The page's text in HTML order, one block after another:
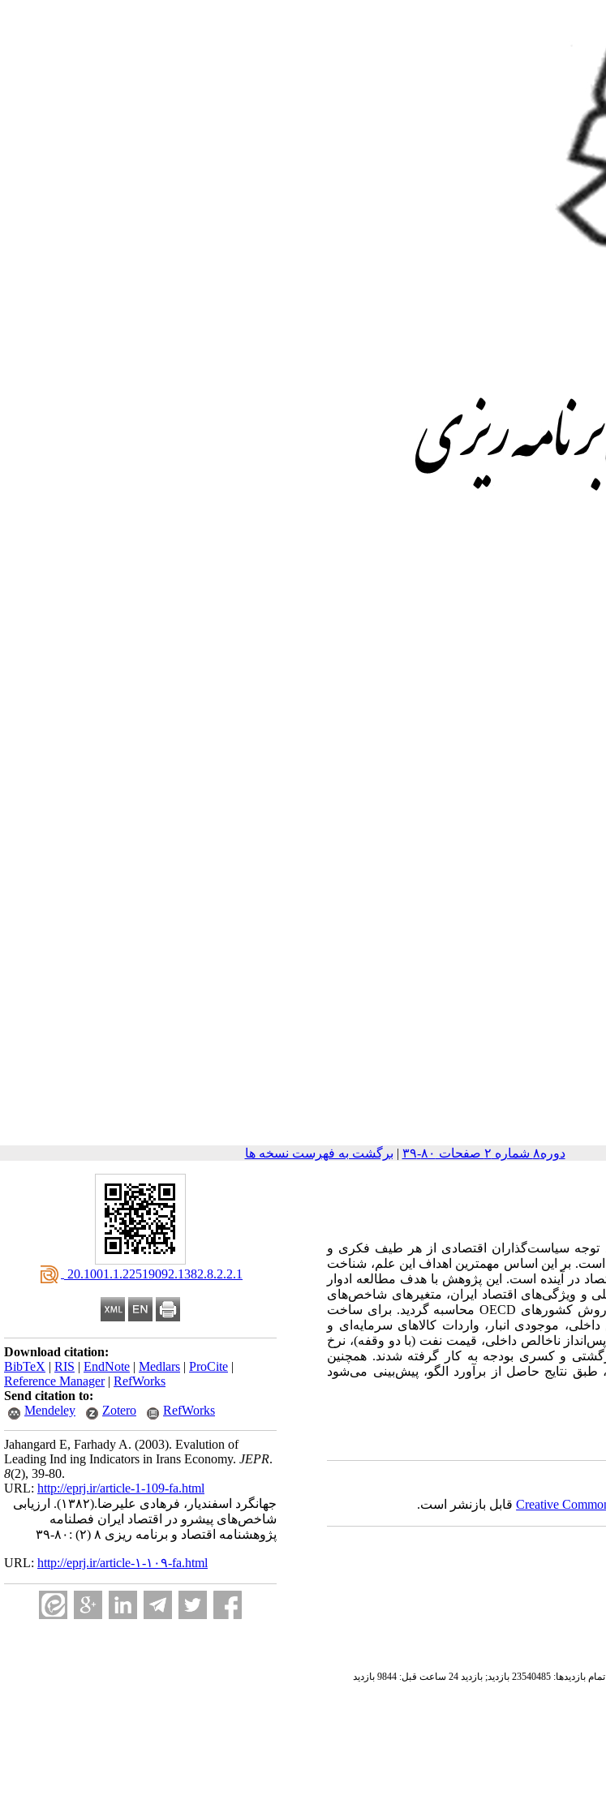
دوره۸ شماره ۲ صفحات ۸۰-۳۹ | برگشت به فهرست نسخه ها
‎ 20.1001.1.22519092.1382.8.2.2.1
Download citation:
BibTeX | RIS | EndNote | Medlars | ProCite |
Reference Manager| RefWorks
Send citation to:
Mendeley
Zotero RefWorks
Jahangard E, Farhady A. (2003). Evalution of
Leading Ind ing Indicators in Irans Economy. JEPR.
8(2), 39-80.
URL: http://eprj.ir/article-1-109-fa.html
جهانگرد اسفندیار، فرهادی علیرضا.(۱۳۸۲).
ارزیابی
شاخص‌های پیشرو در اقتصاد ایران فصلنامه
پژوهشنامه اقتصاد و برنامه ریزی ۸ (۲) :۸۰-۳۹
URL: http://eprj.ir/article-۱-۱۰۹-fa.html
توجه سیاست‌گذاران اقتصادی از هر طیف فکری و
بر این اساس مهمترین اهداف این علم، شناخت
در آینده است. این پژوهش با هدف مطالعه ادوار
و ویژگی‌های اقتصاد ایران، متغیرهای شاخص‌های
ترکیبی آینده‌نگر و همزمان، براساس روش NBER برای دوره 1346-1380 مشخص، و طبق روش کشورهای OECD محاسبه گردید. برای ساخت
موجودی انبار، واردات کالاهای سرمایه‌ای و
ناخالص داخلی، قیمت نفت (با دو وقفه)، نرخ
و کسری بودجه به کار گرفته شدند. همچنین
نتایج حاصل از برآورد الگو، پیش‌بینی می‌شود
Creativeقابل بازنشر است.
تمام بازدید‌ها: 23540485 بازدید; بازدید 24 ساعت قبل: 9844 بازدید